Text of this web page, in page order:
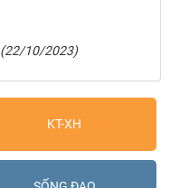
(22/10/2023)
KT-XH